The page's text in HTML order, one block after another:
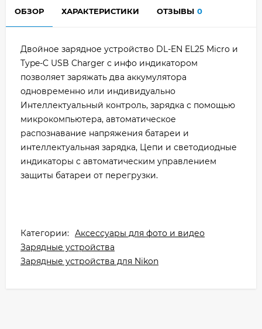
ОБЗОР ХАРАКТЕРИСТИКИ ОТЗЫВЫ 0
Двойное зарядное устройство DL-EN EL25 Micro и
Type-C USB Charger с инфо индикатором
позволяет заряжать два аккумулятора
одновременно или индивидуально
Интеллектуальный контроль, зарядка с помощью
микрокомпьютера, автоматическое
распознавание напряжения батареи и
интеллектуальная зарядка, Цепи и светодиодные
индикаторы с автоматическим управлением
защиты батареи от перегрузки.
Категории: Аксессуары для фото и видео
Зарядные устройства
Зарядные устройства для Nikon